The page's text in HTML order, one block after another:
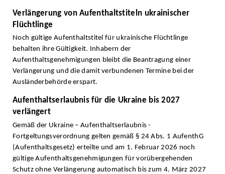
Verlängerung von Aufenthaltstiteln ukrainischer
Flüchtlinge
Noch gültige Aufenthaltstitel für ukrainische Flüchtlinge
behalten ihre Gültigkeit. Inhabern der
Aufenthaltsgenehmigungen bleibt die Beantragung einer
Verlängerung und die damit verbundenen Termine bei der
Ausländerbehörde erspart.
Aufenthaltserlaubnis für die Ukraine bis 2027
verlängert
Gemäß der Ukraine – Aufenthaltserlaubnis -
Fortgeltungsverordnung gelten gemäß § 24 Abs. 1 AufenthG
(Aufenthaltsgesetz) erteilte und am 1. Februar 2026 noch
gültige Aufenthaltsgenehmigungen für vorübergehenden
Schutz ohne Verlängerung automatisch bis zum 4. März 2027